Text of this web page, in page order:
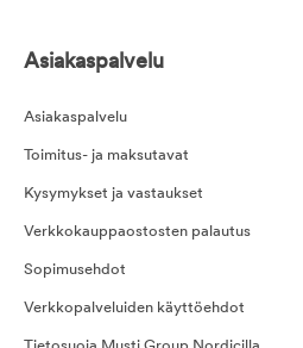
Asiakaspalvelu
Asiakaspalvelu
Toimitus- ja maksutavat
Kysymykset ja vastaukset
Verkkokauppaostosten palautus
Sopimusehdot
Verkkopalveluiden käyttöehdot